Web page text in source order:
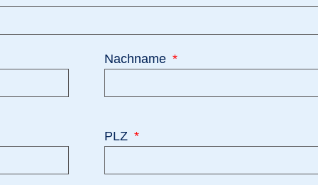
Nachname
PLZ